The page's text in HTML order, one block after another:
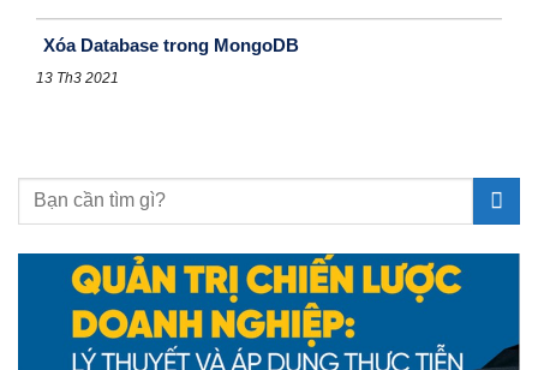
Xóa Database trong MongoDB
13 Th3 2021